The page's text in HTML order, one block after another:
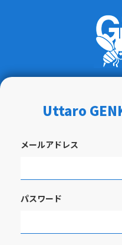
Uttaro
メールアドレス
パスワード